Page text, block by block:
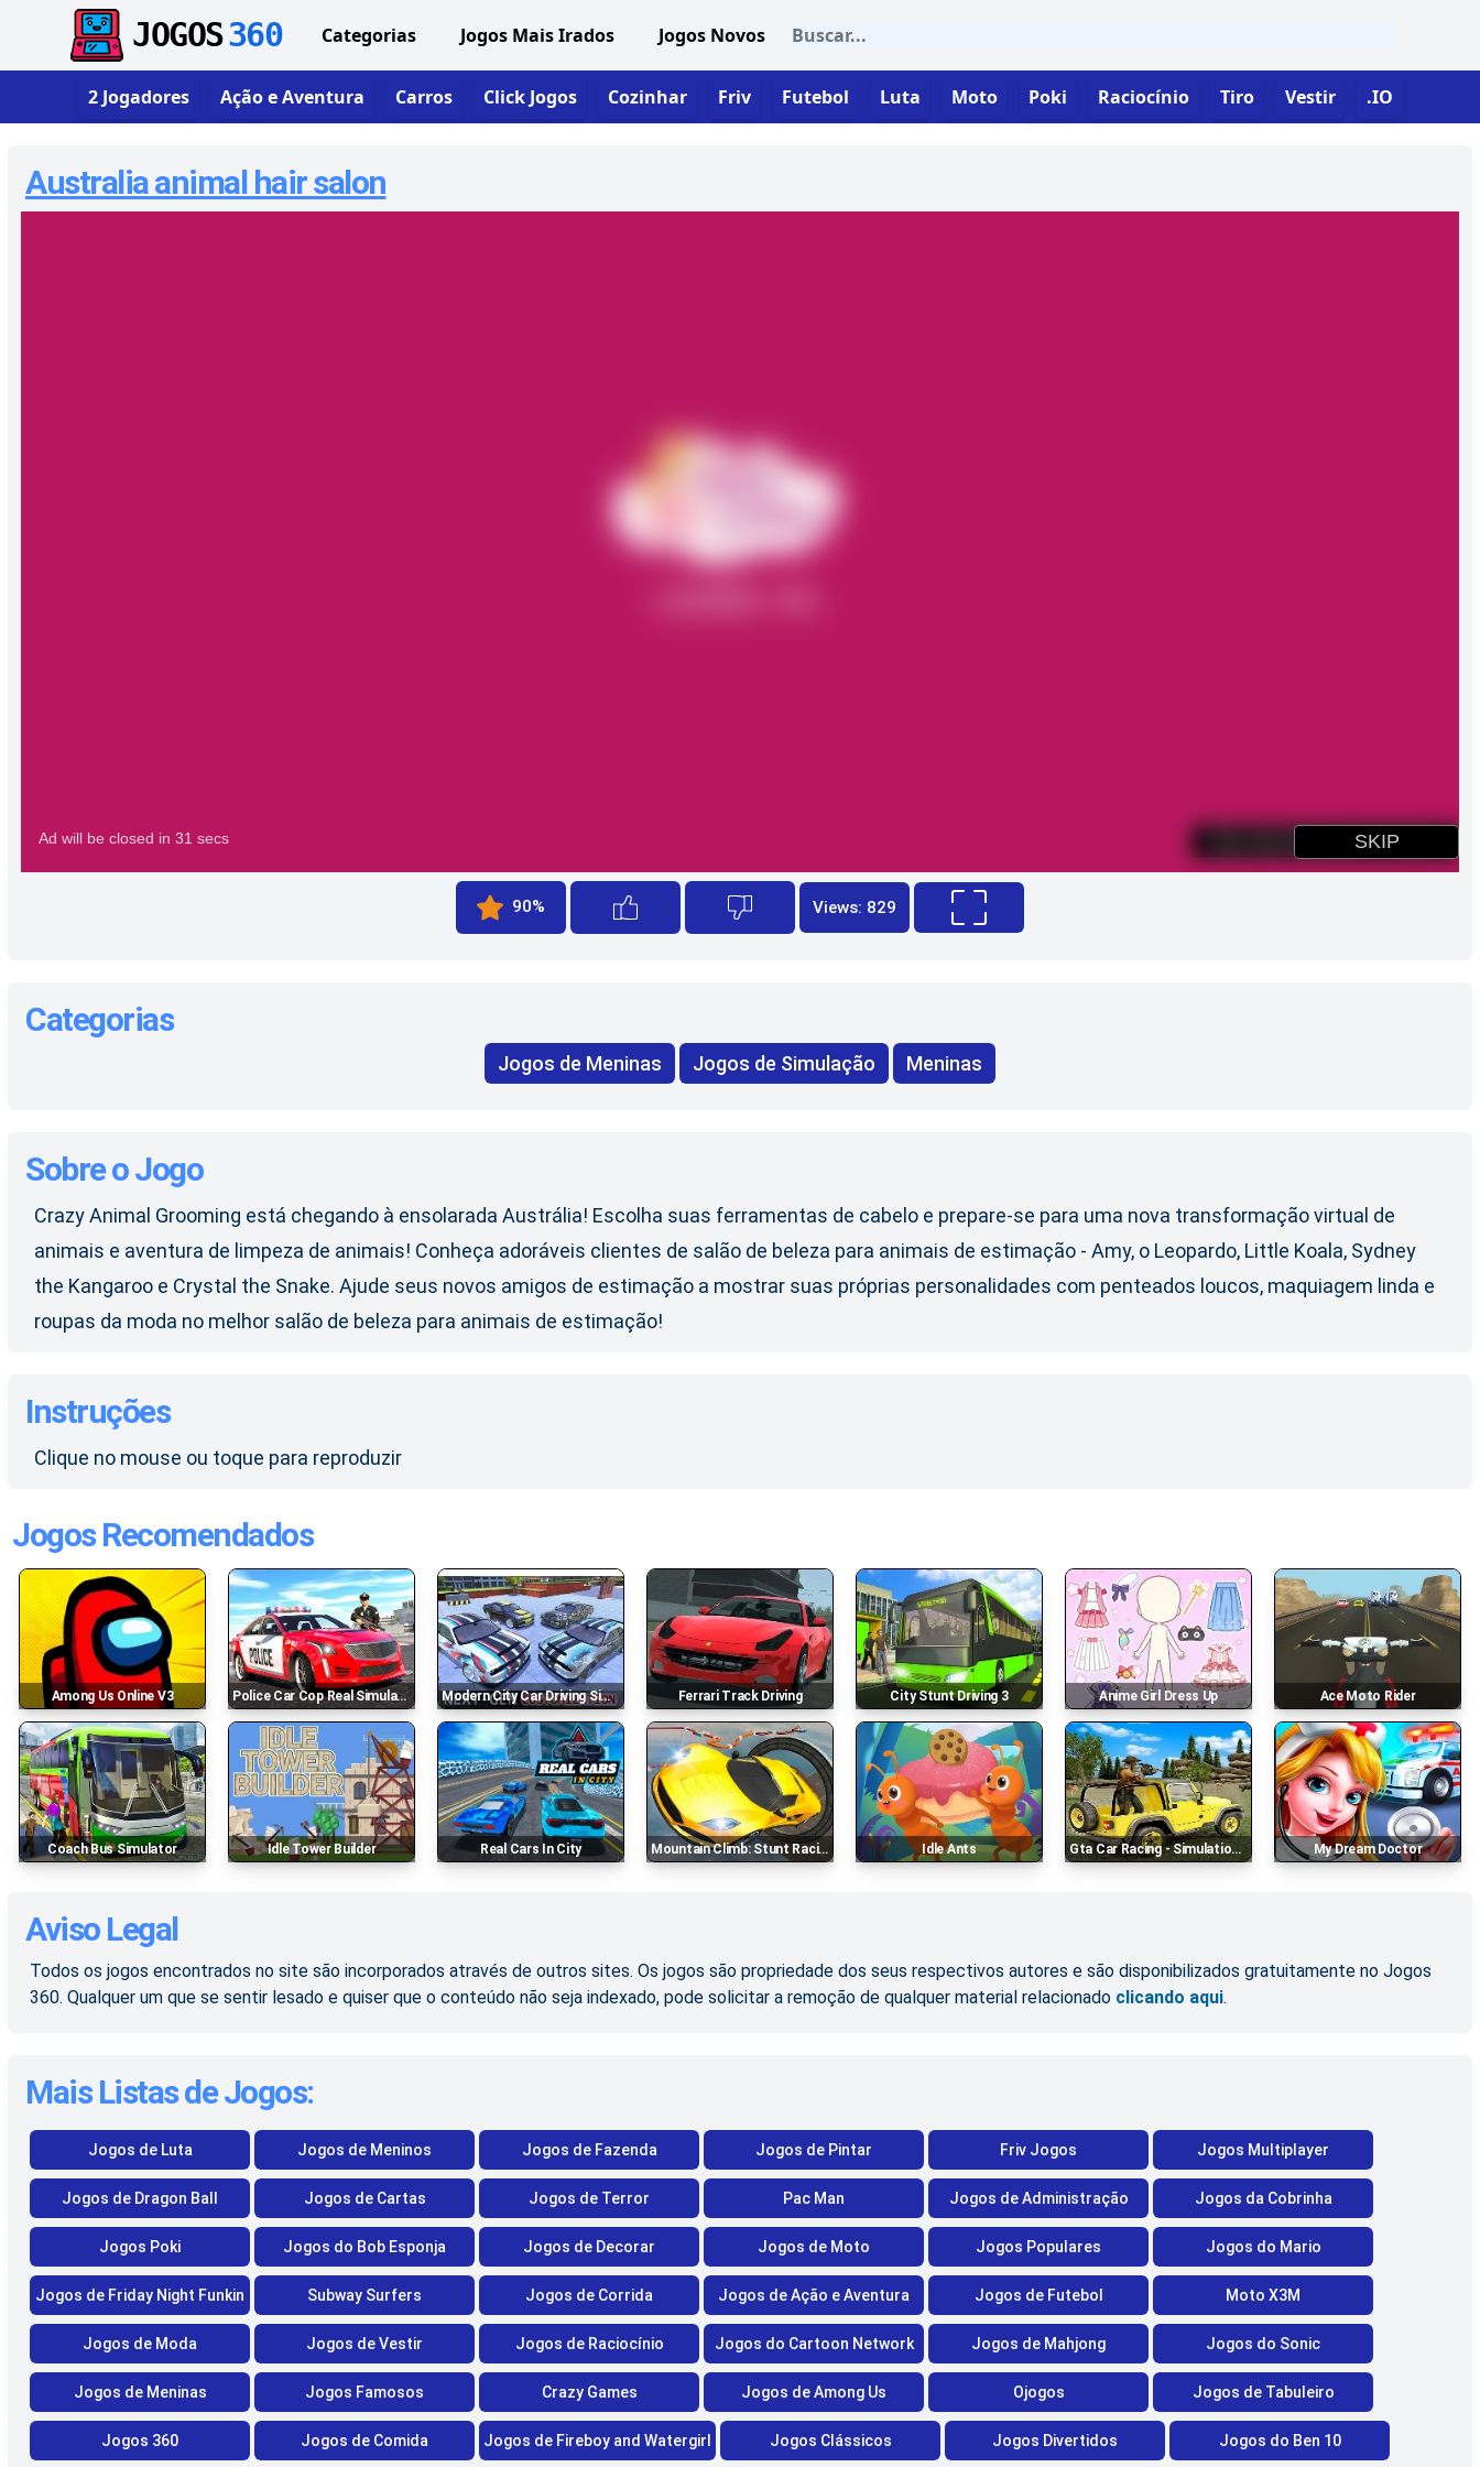
JOGOS360 Categorias Jogos Mais Irados Jogos Novos
2 Jogadores Ação e Aventura Carros Click Jogos Cozinhar Friv Futebol Luta Moto Poki Raciocínio Tiro Vestir .IO
Australia animal hair salon
90% Views: 829
Categorias
Jogos de Meninas Jogos de Simulação Meninas
Sobre o Jogo
Crazy Animal Grooming está chegando à ensolarada Austrália! Escolha suas ferramentas de cabelo e prepare-se para uma nova transformação virtual de
animais e aventura de limpeza de animais! Conheça adoráveis clientes de salão de beleza para animais de estimação - Amy, o Leopardo, Little Koala, Sydney
the Kangaroo e Crystal the Snake. Ajude seus novos amigos de estimação a mostrar suas próprias personalidades com penteados loucos, maquiagem linda e
roupas da moda no melhor salão de beleza para animais de estimação!
Instruções
Clique no mouse ou toque para reproduzir
Jogos Recomendados
Among Us Online V3 Police Car Cop Real Simulator Modern City Car Driving Simulator Ferrari Track Driving City Stunt Driving 3 Anime Girl Dress Up Ace Moto Rider
Coach Bus Simulator Idle Tower Builder Real Cars In City Mountain Climb: Stunt Racing Game Idle Ants Gta Car Racing - Simulation Parking 4 My Dream Doctor
Aviso Legal
Todos os jogos encontrados no site são incorporados através de outros sites. Os jogos são propriedade dos seus respectivos autores e são disponibilizados gratuitamente no Jogos
360. Qualquer um que se sentir lesado e quiser que o conteúdo não seja indexado, pode solicitar a remoção de qualquer material relacionado clicando aqui.
Mais Listas de Jogos:
Jogos de Luta Jogos de Meninos Jogos de Fazenda Jogos de Pintar Friv Jogos Jogos Multiplayer
Jogos de Dragon Ball Jogos de Cartas Jogos de Terror Pac Man Jogos de Administração Jogos da Cobrinha
Jogos Poki Jogos do Bob Esponja Jogos de Decorar Jogos de Moto Jogos Populares Jogos do Mario
Jogos de Friday Night Funkin Subway Surfers Jogos de Corrida Jogos de Ação e Aventura Jogos de Futebol Moto X3M
Jogos de Moda Jogos de Vestir Jogos de Raciocínio Jogos do Cartoon Network Jogos de Mahjong Jogos do Sonic
Jogos de Meninas Jogos Famosos Crazy Games Jogos de Among Us Ojogos Jogos de Tabuleiro
Jogos 360 Jogos de Comida Jogos de Fireboy and Watergirl Jogos Clássicos Jogos Divertidos Jogos do Ben 10